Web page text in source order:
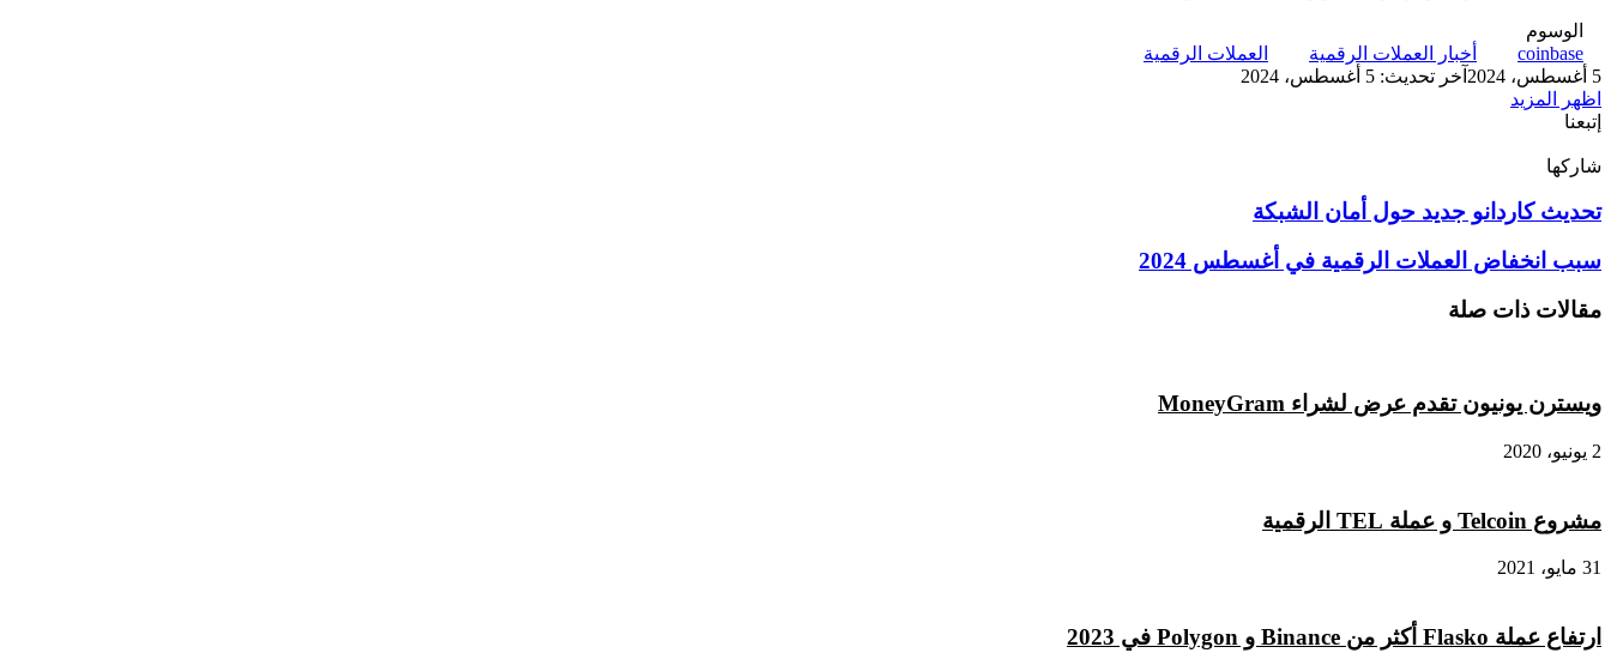
الوسوم
coinbase
أخبار العملات الرقمية
العملات الرقمية
5 أغسطس، 2024
آخر تحديث: 5 أغسطس، 2024
اظهر المزيد
إتبعنا
شاركها
تحديث
جديد
حول
أمان
الشبكة
تحديث كاردانو جديد حول أمان الشبكة
سبب
العملات
سبب انخفاض العملات الرقمية في أغسطس 2024
مقالات ذات صلة
ويسترن يونيون تقدم عرض لشراء MoneyGram
2 يونيو، 2020
مشروع Telcoin و عملة TEL الرقمية
31 مايو، 2021
ارتفاع عملة Flasko أكثر من Binance و Polygon في 2023